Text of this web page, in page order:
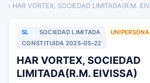
› HAR VORTEX, SOCIEDAD LIMITADA(R.M.
SL SOCIEDAD LIMITADA
CONSTITUIDA 2025-05-22
HAR VORTEX, SOCIEDAD
LIMITADA(R.M. EIVISSA)